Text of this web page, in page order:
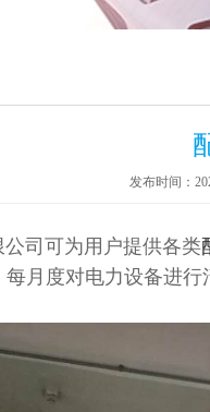
发布时间：
司可为用户提供各类
月度对电力设备进